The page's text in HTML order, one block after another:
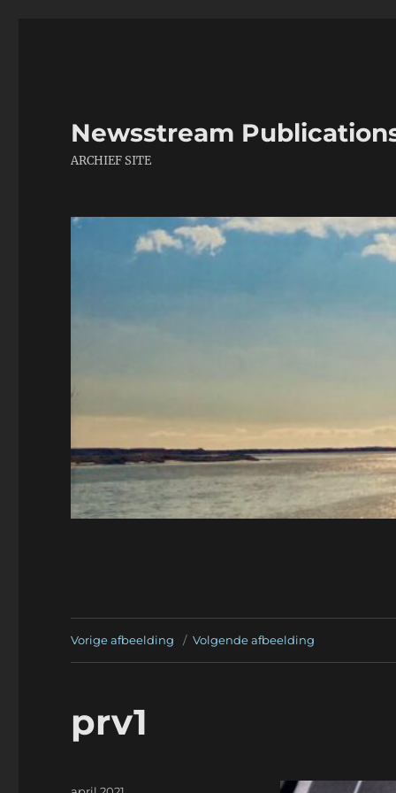
Newsstream
ARCHIEF SITE
Vorige afbeelding Volgende afbeelding
prv1